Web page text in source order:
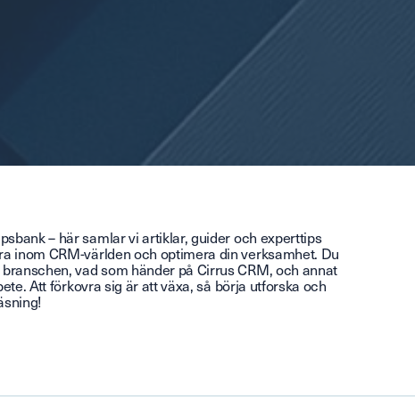
– här samlar vi artiklar, guider och experttips
inom CRM-världen och optimera din verksamhet. Du
vad som händer på Cirrus CRM, och annat
Att förkovra sig är att växa, så börja utforska och